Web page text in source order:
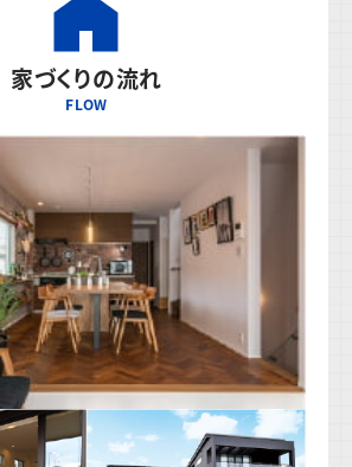
家づくりの流れ
FLOW